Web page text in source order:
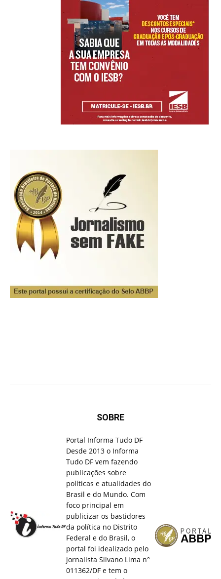
SOBRE
Portal Informa Tudo DF
Desde 2013 o Informa
Tudo DF vem fazendo
publicações sobre
políticas e atualidades do
Brasil e do Mundo. Com
foco principal em
publicizar os bastidores
da política no Distrito
Federal e do Brasil, o
portal foi idealizado pelo
jornalista Silvano Lima n°
011362/DF e tem o